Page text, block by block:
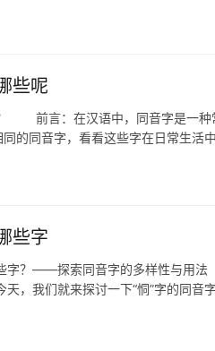
些呢
前言：在汉语中，同音字是一种
同的同音字，看看这些字在日常生活
些字
？——探索同音字的多样性与用法
天，我们就来探讨一下“恫”字的同音